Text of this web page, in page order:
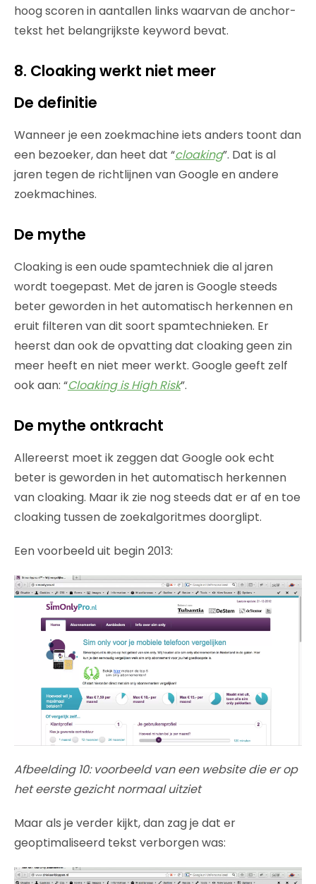
hoog scoren in aantallen links waarvan de anchor-
tekst het belangrijkste keyword bevat.
8. Cloaking werkt niet meer
De definitie
Wanneer je een zoekmachine iets anders toont dan
een bezoeker, dan heet dat “cloaking”. Dat is al
jaren tegen de richtlijnen van Google en andere
zoekmachines.
De mythe
Cloaking is een oude spamtechniek die al jaren
wordt toegepast. Met de jaren is Google steeds
beter geworden in het automatisch herkennen en
eruit filteren van dit soort spamtechnieken. Er
heerst dan ook de opvatting dat cloaking geen zin
meer heeft en niet meer werkt. Google geeft zelf
ook aan: “Cloaking is High Risk”.
De mythe ontkracht
Allereerst moet ik zeggen dat Google ook echt
beter is geworden in het automatisch herkennen
van cloaking. Maar ik zie nog steeds dat er af en toe
cloaking tussen de zoekalgoritmes doorglipt.
Een voorbeeld uit begin 2013:
Afbeelding 10: voorbeeld van een website die er op
het eerste gezicht normaal uitziet
Maar als je verder kijkt, dan zag je dat er
geoptimaliseerd tekst verborgen was: